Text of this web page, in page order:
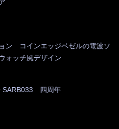
ン コインエッジベゼルの電波ソ
ォッチ風デザイン
SARB033 四周年